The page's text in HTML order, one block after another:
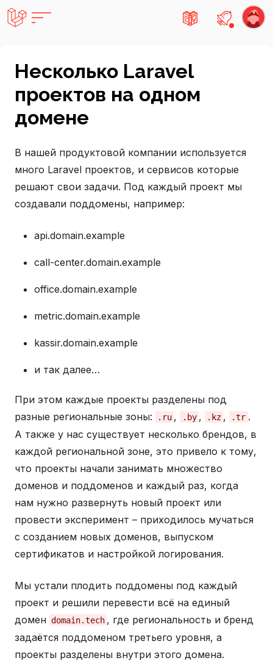
Есть не
Несколько Laravel
проектов на одном
домене
В нашей продуктовой компании используется
много Laravel проектов, и сервисов которые
решают свои задачи. Под каждый проект мы
создавали поддомены, например:
api.domain.example
call-center.domain.example
office.domain.example
metric.domain.example
kassir.domain.example
и так далее…
При этом каждые проекты разделены под
разные региональные зоны:
.ru , .by , .kz , .tr .
А также у нас существует несколько брендов, в
каждой региональной зоне, это привело к тому,
что проекты начали занимать множество
доменов и поддоменов и каждый раз, когда
нам нужно развернуть новый проект или
провести эксперимент – приходилось мучаться
с созданием новых доменов, выпуском
сертификатов и настройкой логирования.
Мы устали плодить поддомены под каждый
проект и решили перевести всё на единый
домен domain.tech , где региональность и бренд
задаётся поддоменом третьего уровня, а
проекты разделены внутри этого домена.